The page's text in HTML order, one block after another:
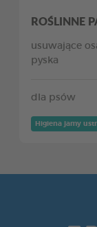
ROŚLINNE
usuwające
pyska
dla psów
Higiena jamy